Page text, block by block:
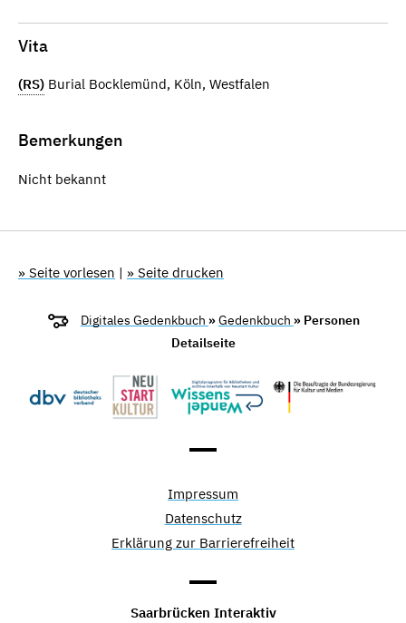
Vita
(RS) Burial Bocklemünd, Köln, Westfalen
Bemerkungen
Nicht bekannt
» Seite vorlesen | » Seite drucken
Digitales Gedenkbuch »Gedenkbuch » Personen
Detailseite
Impressum
Datenschutz
Erklärung zur Barrierefreiheit
Saarbrücken Interaktiv